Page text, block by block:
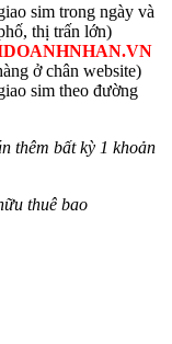
sim trong ngày và
thị trấn lớn)
ở chân website)
sim theo đường
thêm bất kỳ 1 khoản
thuê bao